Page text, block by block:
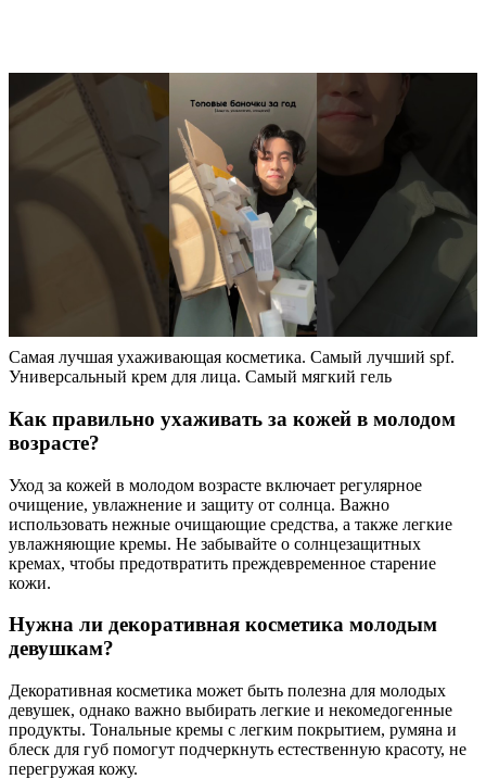
Самая лучшая ухаживающая косметика. Самый лучший spf.
Универсальный крем для лица. Самый мягкий гель
Как правильно ухаживать за кожей в молодом
возрасте?
Уход за кожей в молодом возрасте включает регулярное
очищение, увлажнение и защиту от солнца. Важно
использовать нежные очищающие средства, а также легкие
увлажняющие кремы. Не забывайте о солнцезащитных
кремах, чтобы предотвратить преждевременное старение
кожи.
Нужна ли декоративная косметика молодым
девушкам?
Декоративная косметика может быть полезна для молодых
девушек, однако важно выбирать легкие и некомедогенные
продукты. Тональные кремы с легким покрытием, румяна и
блеск для губ помогут подчеркнуть естественную красоту, не
перегружая кожу.